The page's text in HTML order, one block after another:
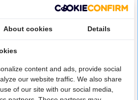
is eenzachte tandenborstel
dagelijks gebruik. Zachte
tandplak effectief en bewegen
tandvleesrand.
is het gemakkelijker om
About cookies Details
content and ads, provide social
our website traffic. We also share
of our site with our social media,